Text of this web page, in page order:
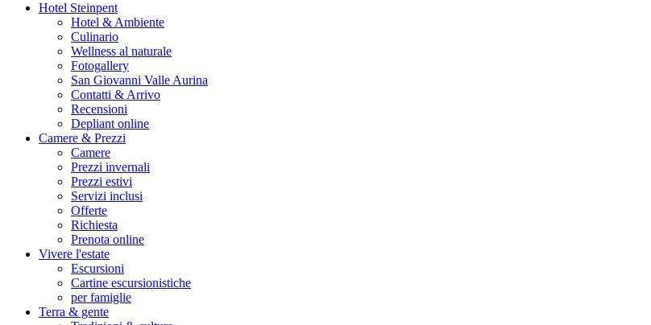
Hotel Steinpent
Hotel & Ambiente
Culinario
Wellness al naturale
Fotogallery
San Giovanni Valle Aurina
Contatti & Arrivo
Recensioni
Depliant online
Camere & Prezzi
Camere
Prezzi invernali
Prezzi estivi
Servizi inclusi
Offerte
Richiesta
Prenota online
Vivere l'estate
Escursioni
Cartine escursionistiche
per famiglie
Terra & gente